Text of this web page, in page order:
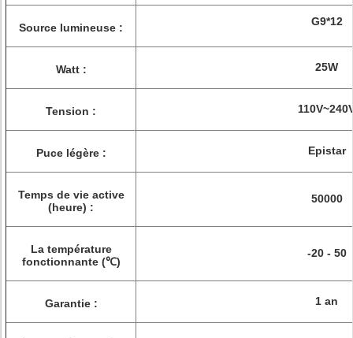
Source lumineuse : G9*12
Watt : 25W
Tension :
Puce légère : Epistar
Temps de vie active
(heure) :
50000
La température
fonctionnante (℃)
-20 - 50
Garantie : 1 an